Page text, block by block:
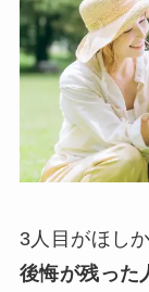
3人目がほし
後悔が残った